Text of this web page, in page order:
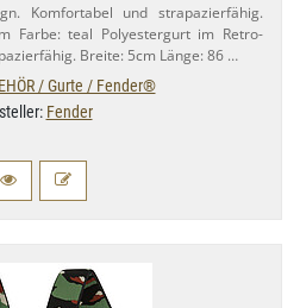
Komfortabel und strapazierfähig.
Farbe: teal Polyestergurt im Retro-​
Breite: 5cm Länge: 86 …
/ Gurte / Fender®
Fender